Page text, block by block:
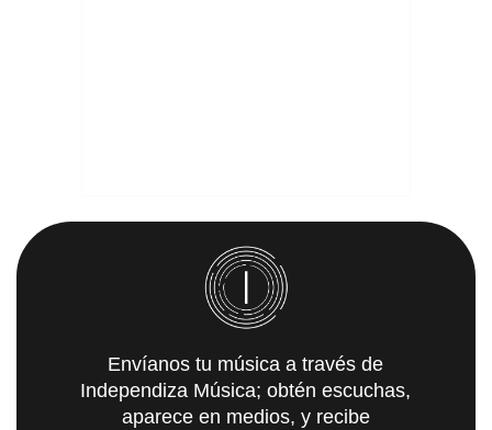
Envíanos tu música a través de
Independiza Música; obtén escuchas,
aparece en medios, y recibe